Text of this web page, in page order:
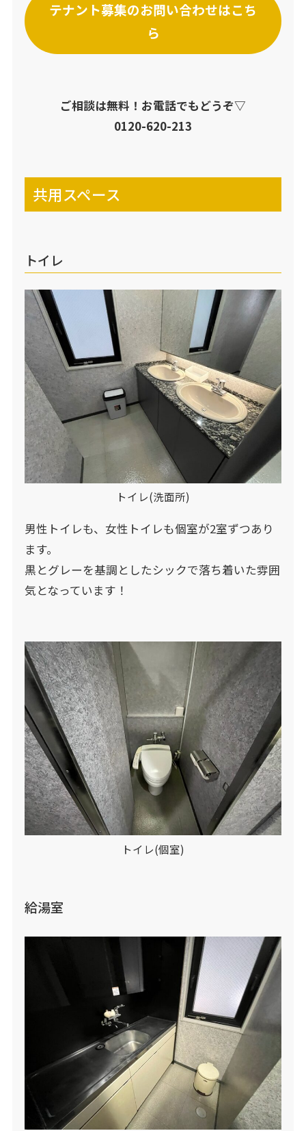
テナント募集のお問い合わせはこち
ら
ご相談は無料！お電話でもどうぞ▽
0120-620-213
共用スペース
トイレ
トイレ(洗面所)
男性トイレも、女性トイレも個室が2室ずつあり
ます。
黒とグレーを基調としたシックで落ち着いた雰囲
気となっています！
トイレ(個室)
給湯室